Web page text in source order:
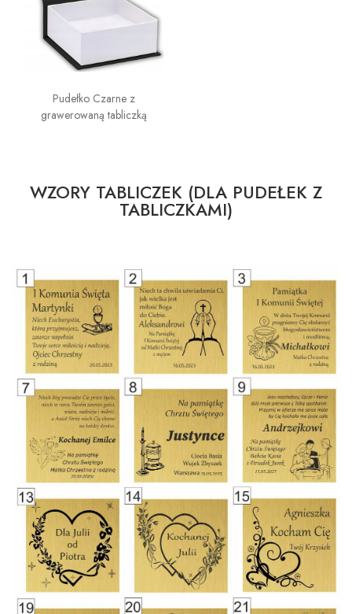
Pudełko Czarne z
grawerowaną tabliczką
WZORY TABLICZEK (DLA PUDEŁEK Z
TABLICZKAMI)